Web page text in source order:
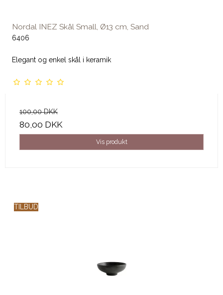
Nordal INEZ Skål Small, Ø13 cm, Sand
6406
Elegant og enkel skål i keramik
100,00 DKK
80,00 DKK
Vis produkt
TILBUD